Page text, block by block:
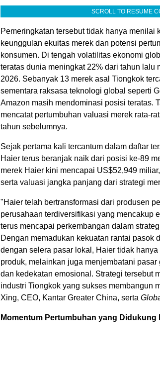
SCROLL TO RESUME
Pemeringkatan tersebut tidak hanya menilai
keunggulan ekuitas merek dan potensi
konsumen. Di tengah volatilitas ekonomi
teratas dunia meningkat 22% dari tahun lalu
2026. Sebanyak 13 merek asal Tiongkok
sementara raksasa teknologi global seperti
Amazon masih mendominasi posisi teratas.
mencatat pertumbuhan valuasi merek rata-
tahun sebelumnya.
Sejak pertama kali tercantum dalam daftar
Haier terus beranjak naik dari posisi ke-89
merek Haier kini mencapai US$52,949
serta valuasi jangka panjang dari strategi
"Haier telah bertransformasi dari produsen
perusahaan terdiversifikasi yang mencakup
terus mencapai perkembangan dalam
Dengan memadukan kekuatan rantai pasok
dengan selera pasar lokal, Haier tidak
produk, melainkan juga menjembatani
dan kedekatan emosional. Strategi tersebut
industri Tiongkok yang sukses membangun
Xing, CEO, Kantar Greater China, serta
Momentum Pertumbuhan yang